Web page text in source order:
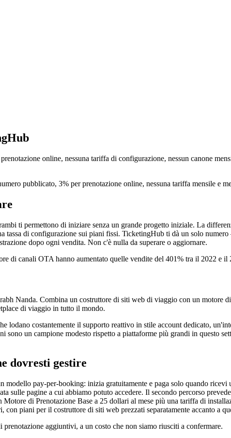
online, nessuna tariffa di configurazione, nessun canone
pubblicato, 3% per prenotazione online, nessuna tariffa mensile e
ti permettono di iniziare senza un grande progetto iniziale. La
di configurazione sui piani fissi. TicketingHub ti dà un solo
dopo ogni vendita. Non c'è nulla da superare o aggiornare.
di canali OTA hanno aumentato quelle vendite del 401% tra il 2022 e il
Nanda. Combina un costruttore di siti web di viaggio con un motore
di viaggio in tutto il mondo.
lodano costantemente il supporto reattivo in stile account dedicato,
un campione modesto rispetto a piattaforme più grandi in questo
dovresti gestire
modello pay-per-booking: inizia gratuitamente e paga solo quando
sulle pagine a cui abbiamo potuto accedere. Il secondo percorso
di Prenotazione Base a 25 dollari al mese più una tariffa di
piani per il costruttore di siti web prezzati separatamente accanto a
aggiuntivi, a un costo che non siamo riusciti a confermare.